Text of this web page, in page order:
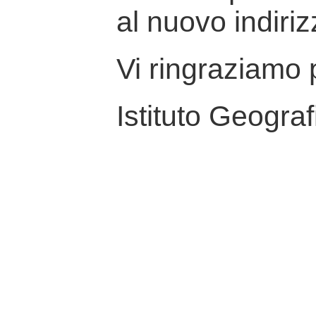
al nuovo
Vi ringraziamo
Istituto